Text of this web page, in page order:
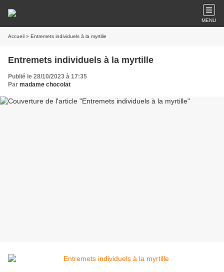
MENU
Accueil » Entremets individuels à la myrtille
Entremets individuels à la myrtille
Publié le 28/10/2023 à 17:35
Par madame chocolat